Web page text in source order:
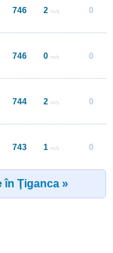
746 2 m/s 0
746 0 m/s 0
744 2 m/s 0
743 1 m/s 0
în Ţiganca »